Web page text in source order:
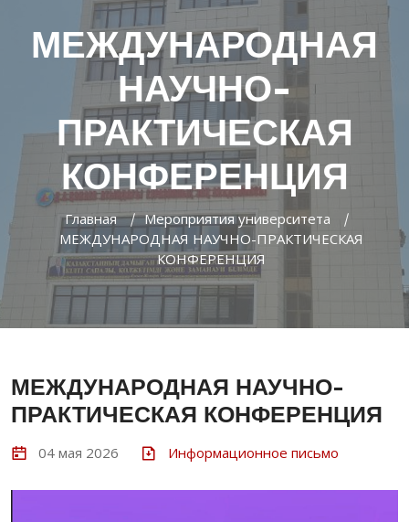
МЕЖДУНАРОДНАЯ
НАУЧНО-
ПРАКТИЧЕСКАЯ
КОНФЕРЕНЦИЯ
Главная
Мероприятия университета
МЕЖДУНАРОДНАЯ НАУЧНО-ПРАКТИЧЕСКАЯ
КОНФЕРЕНЦИЯ
МЕЖДУНАРОДНАЯ НАУЧНО-
ПРАКТИЧЕСКАЯ КОНФЕРЕНЦИЯ
04 мая 2026 Информационное письмо